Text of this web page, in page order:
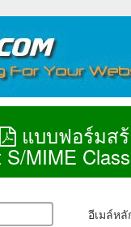
แบบฟอร์มสร้
MIME
อีเมล์ห